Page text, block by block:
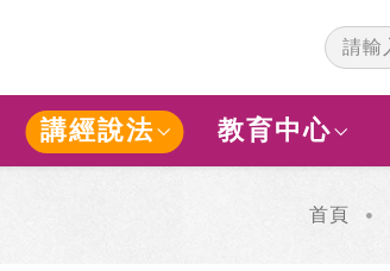
講經說法 教育中心
首頁